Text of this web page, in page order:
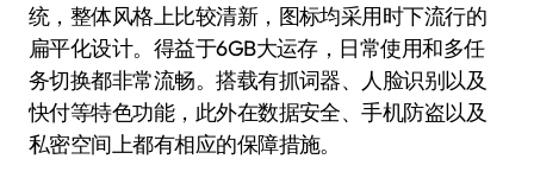
统，整体风格上比较清新，图标均采用时下流行的
扁平化设计。得益于6GB大运存，日常使用和多任
务切换都非常流畅。搭载有抓词器、人脸识别以及
快付等特色功能，此外在数据安全、手机防盗以及
私密空间上都有相应的保障措施。